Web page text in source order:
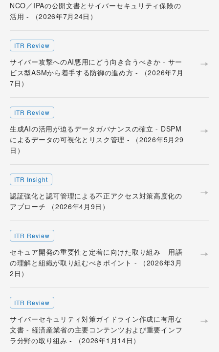
NCO／IPAの公開文書とサイバーセキュリティ保険の
活用 - （2026年7月24日）
ITR Review
サイバー攻撃へのAI悪用にどう向き合うべきか - サー
ビス型ASMから着手する防御の進め方 - （2026年7月
7日）
ITR Review
生成AIの活用が迫るデータガバナンスの確立 - DSPM
によるデータの可視化とリスク管理 - （2026年5月29
日）
ITR Insight
認証強化と認可管理による不正アクセス対策高度化の
アプローチ （2026年4月9日）
ITR Review
セキュア開発の重要性と定着に向けた取り組み - 用語
の理解と組織が取り組むべきポイント - （2026年3月
2日）
ITR Review
サイバーセキュリティ対策ガイドライン作成に有用な
文書 - 経済産業省の主要コンテンツおよび重要インフ
ラ分野の取り組み - （2026年1月14日）